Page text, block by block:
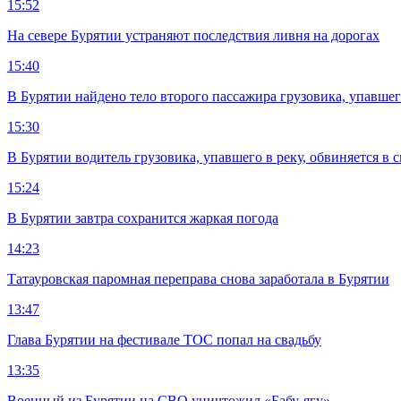
15:52
На севере Бурятии устраняют последствия ливня на дорогах
15:40
В Бурятии найдено тело второго пассажира грузовика,
15:30
В Бурятии водитель грузовика, упавшего в реку, обвиняется в
15:24
В Бурятии завтра сохранится жаркая погода
14:23
Татауровская паромная переправа снова заработала в Бурятии
13:47
Глава Бурятии на фестивале ТОС попал на свадьбу
13:35